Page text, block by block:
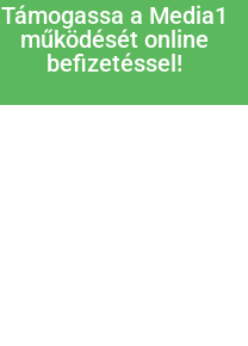
Támogassa a Media1
működését online
befizetéssel!